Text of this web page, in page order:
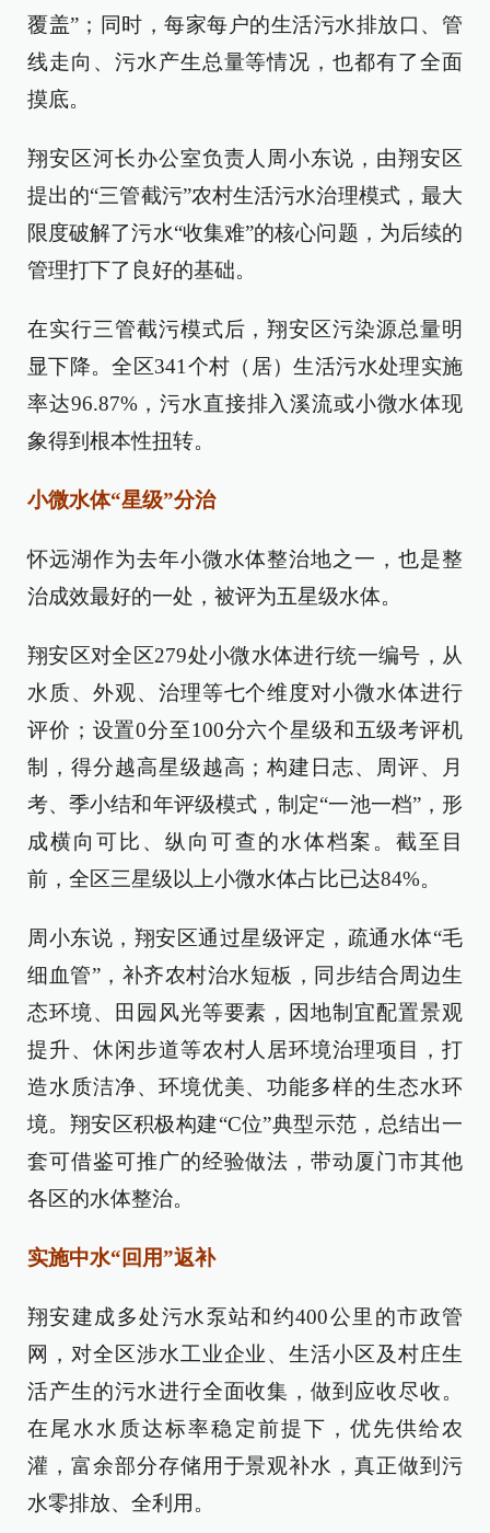
覆盖”；同时，每家每户的生活污水排放口、管
线走向、污水产生总量等情况，也都有了全面
摸底。
翔安区河长办公室负责人周小东说，由翔安区
提出的“三管截污”农村生活污水治理模式，最大
限度破解了污水“收集难”的核心问题，为后续的
管理打下了良好的基础。
在实行三管截污模式后，翔安区污染源总量明
显下降。全区341个村（居）生活污水处理实施
率达96.87%，污水直接排入溪流或小微水体现
象得到根本性扭转。
小微水体“星级”分治
怀远湖作为去年小微水体整治地之一，也是整
治成效最好的一处，被评为五星级水体。
翔安区对全区279处小微水体进行统一编号，从
水质、外观、治理等七个维度对小微水体进行
评价；设置0分至100分六个星级和五级考评机
制，得分越高星级越高；构建日志、周评、月
考、季小结和年评级模式，制定“一池一档”，形
成横向可比、纵向可查的水体档案。截至目
前，全区三星级以上小微水体占比已达84%。
周小东说，翔安区通过星级评定，疏通水体“毛
细血管”，补齐农村治水短板，同步结合周边生
态环境、田园风光等要素，因地制宜配置景观
提升、休闲步道等农村人居环境治理项目，打
造水质洁净、环境优美、功能多样的生态水环
境。翔安区积极构建“C位”典型示范，总结出一
套可借鉴可推广的经验做法，带动厦门市其他
各区的水体整治。
实施中水“回用”返补
翔安建成多处污水泵站和约400公里的市政管
网，对全区涉水工业企业、生活小区及村庄生
活产生的污水进行全面收集，做到应收尽收。
在尾水水质达标率稳定前提下，优先供给农
灌，富余部分存储用于景观补水，真正做到污
水零排放、全利用。